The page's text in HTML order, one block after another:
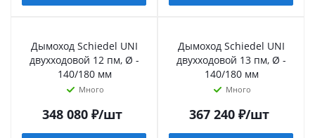
Дымоход Schiedel UNI
двухходовой 12 пм, Ø -
140/180 мм
Много
348 080₽/шт
Дымоход Schiedel UNI
двухходовой 13 пм, Ø -
140/180 мм
Много
367 240₽/шт